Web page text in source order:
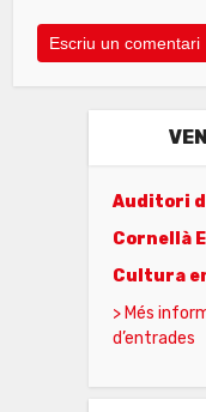
Auditori
Cornellà
Cultura
> Més
d’entrades